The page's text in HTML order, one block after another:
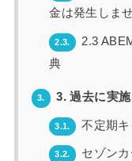
金は発生しま
2.3.
2.3
典
3. 3. 過去に実
3.1. 不定期
3.2. セゾン